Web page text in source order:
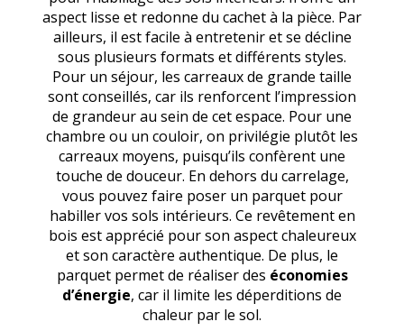
aspect lisse et redonne du cachet à la pièce. Par
ailleurs, il est facile à entretenir et se décline
sous plusieurs formats et différents styles.
Pour un séjour, les carreaux de grande taille
sont conseillés, car ils renforcent l’impression
de grandeur au sein de cet espace. Pour une
chambre ou un couloir, on privilégie plutôt les
carreaux moyens, puisqu’ils confèrent une
touche de douceur. En dehors du carrelage,
vous pouvez faire poser un parquet pour
habiller vos sols intérieurs. Ce revêtement en
bois est apprécié pour son aspect chaleureux
et son caractère authentique. De plus, le
parquet permet de réaliser des économies
d’énergie, car il limite les déperditions de
chaleur par le sol.